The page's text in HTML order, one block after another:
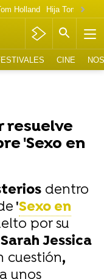
Holland Hija Tom
CINE
resuelve
'Sexo en
dentro
'Sexo en
por su
Sarah Jessica
cuestión,
unos